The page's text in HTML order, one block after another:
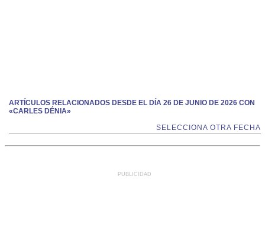
ARTÍCULOS RELACIONADOS DESDE EL DÍA 26 DE JUNIO DE 2026 CON
«CARLES DÉNIA»
SELECCIONA OTRA FECHA
PUBLICIDAD